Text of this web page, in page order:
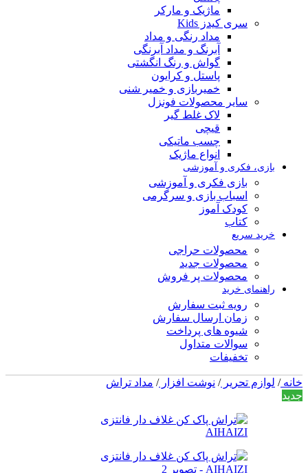
ماژیک و مارکر
سری کیدز Kids
مداد رنگی و مداد
آبرنگ و مداد آبرنگی
گواش و رنگ انگشتی
پاستل و کرایون
خمیربازی و خمیر شنی
سایر محصولات فونزل
لاک غلط گیر
قیچی
چسب ماتیکی
انواع ماژیک
بازی، فکری و آموزشی
بازی فکری و آموزشی
اسباب بازی و سرگرمی
کودک آموز
کتاب
خرید سریع
محصولات حراجی
محصولات جدید
محصولات پر فروش
راهنمای خرید
رویه ثبت سفارش
زمان ارسال سفارش
شیوه های پرداخت
سوالات متداول
تخفیفات
خانه/ لوازم تحریر/ نوشت افزار/ مداد تراش
جدید